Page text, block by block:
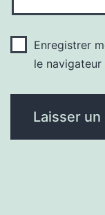
Enregistrer
le